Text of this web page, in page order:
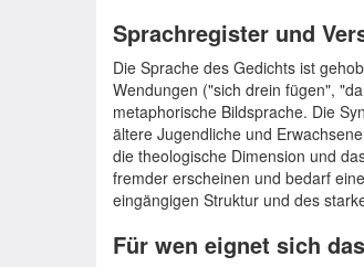
Sprachregister und
Die Sprache des Gedichts ist
Wendungen ("sich drein fügen",
metaphorische Bildsprache. Die
ältere Jugendliche und
die theologische Dimension und
fremder erscheinen und bedarf
eingängigen Struktur und des
Für wen eignet sich